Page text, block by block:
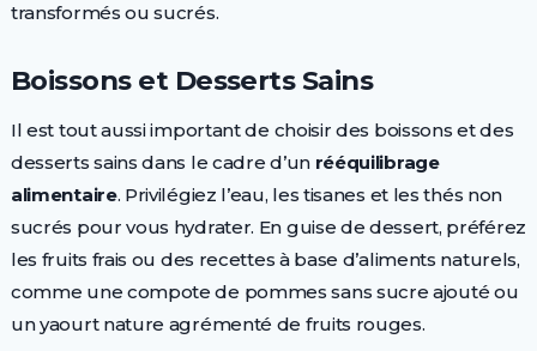
transformés ou sucrés.
Boissons et Desserts Sains
Il est tout aussi important de choisir des boissons et des
desserts sains dans le cadre d’un rééquilibrage
alimentaire. Privilégiez l’eau, les tisanes et les thés non
sucrés pour vous hydrater. En guise de dessert, préférez
les fruits frais ou des recettes à base d’aliments naturels,
comme une compote de pommes sans sucre ajouté ou
un yaourt nature agrémenté de fruits rouges.